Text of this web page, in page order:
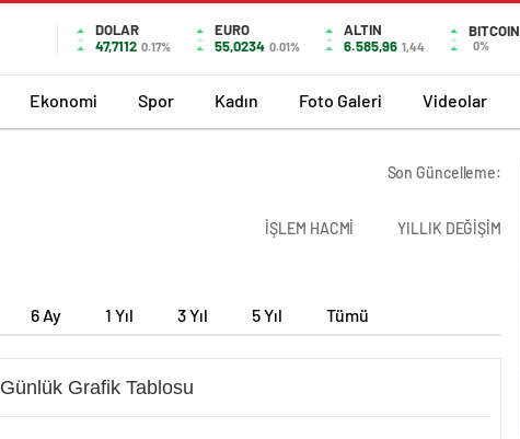
DOLAR
47,7112 0.17%
EURO
55,0234 0.01%
ALTIN
6.585,96 1,44
BITCOIN
0%
Ekonomi Spor Kadın Foto Galeri Videolar
Son Güncelleme:
İŞLEM HACMİ YILLIK DEĞİŞİM
6 Ay 1 Yıl 3 Yıl 5 Yıl Tümü
Günlük Grafik Tablosu